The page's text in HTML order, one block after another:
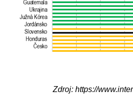
Zdroj: https://